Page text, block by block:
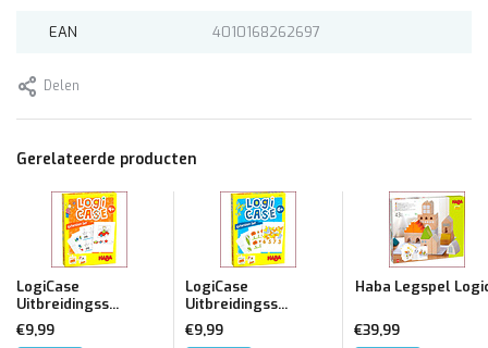
EAN 4010168262697
Delen
Gerelateerde producten
LogiCase
Uitbreidingss...
€9,99
LogiCase
Uitbreidingss...
€9,99
Haba Legspel
€39,99